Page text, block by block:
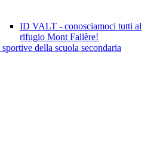
ID VALT - conosciamoci tutti al
rifugio Mont Fallère!
della scuola secondaria